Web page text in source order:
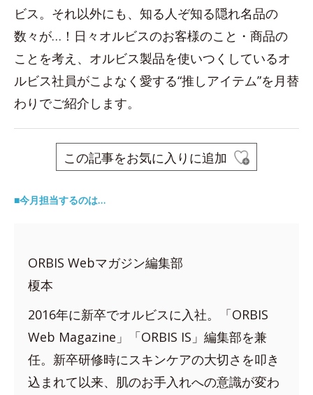
ビス。それ以外にも、知る人ぞ知る隠れ名品の
数々が…！日々オルビスのお客様のこと・商品の
ことを考え、オルビス製品を使いつくしているオ
ルビス社員がこよなく愛する“推しアイテム”を月替
わりでご紹介します。
この記事をお気に入りに追加
■今月担当するのは…
ORBIS Webマガジン編集部
榎本
2016年に新卒でオルビスに入社。「ORBIS
Web Magazine」「ORBIS IS」編集部を兼
任。新卒研修時にスキンケアの大切さを叩き
込まれて以来、肌のお手入れへの意識が変わ